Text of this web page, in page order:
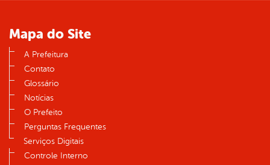
Mapa do Site
A Prefeitura
Contato
Glossário
Notícias
O Prefeito
Perguntas Frequentes
Serviços Digitais
Controle Interno